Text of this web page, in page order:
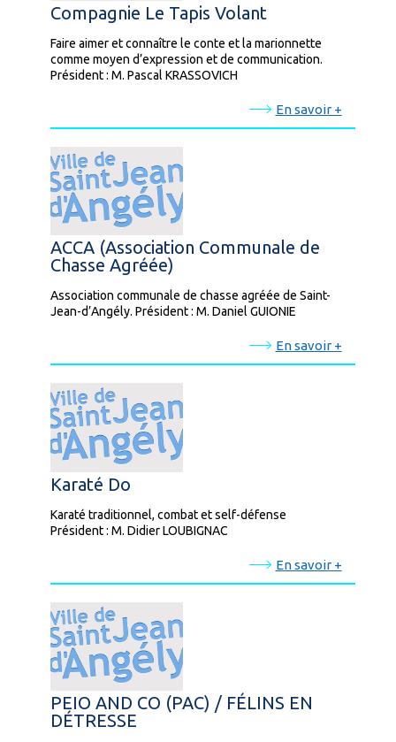
Compagnie Le Tapis Volant
Faire aimer et connaître le conte et la marionnette
comme moyen d’expression et de communication.
Président : M. Pascal KRASSOVICH
En savoir +
ACCA (Association Communale de
Chasse Agréée)
Association communale de chasse agréée de Saint-
Jean-d’Angély. Président : M. Daniel GUIONIE
En savoir +
Karaté Do
Karaté traditionnel, combat et self-défense
Président : M. Didier LOUBIGNAC
En savoir +
PEIO AND CO (PAC) / FÉLINS EN
DÉTRESSE